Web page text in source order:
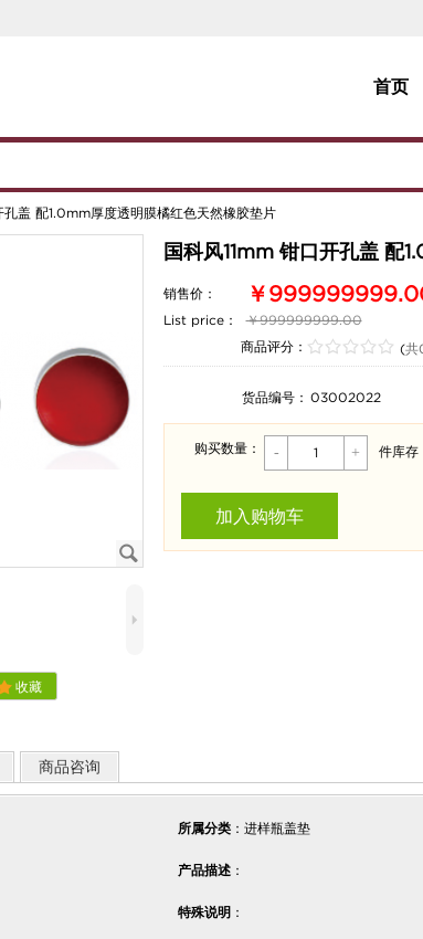
首页
孔盖 配1.0mm厚度透明膜橘红色天然橡胶垫片
J
5
收藏
国科风11mm 钳口开孔盖 配
销售价： ￥
List price：
￥999999999.00
商品评分： / / / / /
. . . . . (共
货品编号： 03002022
购买数量： - + 件库存
加入购物车
商品咨询
所属分类：进样瓶盖垫
产品描述：
特殊说明 ：